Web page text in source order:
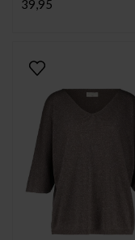
39,95